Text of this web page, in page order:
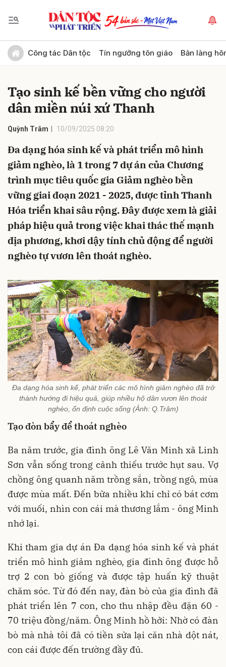
Công tác Dân tộc Tín ngưỡng tôn giáo Bản làng
Tạo sinh kế bền vững cho người
dân miền núi xứ Thanh
Quỳnh Trâm 10/09/2025 08:20
Đa dạng hóa sinh kế và phát triển mô hình
giảm nghèo, là 1 trong 7 dự án của Chương
trình mục tiêu quốc gia Giảm nghèo bền
vững giai đoạn 2021 - 2025, được tỉnh Thanh
Hóa triển khai sâu rộng. Đây được xem là giải
pháp hiệu quả trong việc khai thác thế mạnh
địa phương, khơi dậy tính chủ động để người
nghèo tự vươn lên thoát nghèo.
Đa dạng hóa sinh kế, phát triển các mô hình giảm nghèo đã trở
thành hướng đi hiệu quả, giúp nhiều hộ dân vươn lên thoát
nghèo, ổn định cuộc sống (Ảnh: Q.Trâm)
Tạo đòn bẩy để thoát nghèo
Ba năm trước, gia đình ông Lê Văn Minh xã Linh
Sơn vẫn sống trong cảnh thiếu trước hụt sau. Vợ
chồng ông quanh năm trồng sắn, trồng ngô, mùa
được mùa mất. Đến bữa nhiều khi chỉ có bát cơm
với muối, nhìn con cái mà thương lắm - ông Minh
nhớ lại.
Khi tham gia dự án Đa dạng hóa sinh kế và phát
triển mô hình giảm nghèo, gia đình ông được hỗ
trợ 2 con bò giống và được tập huấn kỹ thuật
chăm sóc. Từ đó đến nay, đàn bò của gia đình đã
phát triển lên 7 con, cho thu nhập đều đặn 60 -
70 triệu đồng/năm. Ông Minh hồ hởi: Nhờ có đàn
bò mà nhà tôi đã có tiền sửa lại căn nhà dột nát,
con cái được đến trường đầy đủ.
Gửi bình luận
Hủy Gửi